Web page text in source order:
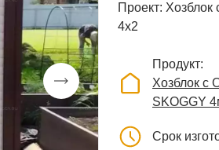
Проект:
4х2
Продукт
Хозблок с
SKOGGY
Срок